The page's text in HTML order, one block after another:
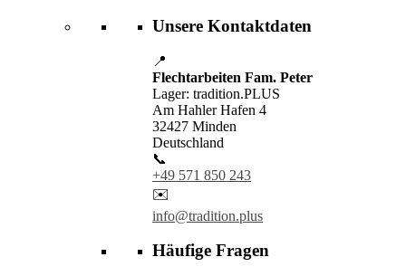
Unsere Kontaktdaten
📍
Flechtarbeiten Fam. Peter
Lager: tradition.PLUS
Am Hahler Hafen 4
32427 Minden
Deutschland
📞
+49 571 850 243
✉️
info@tradition.plus
Häufige Fragen